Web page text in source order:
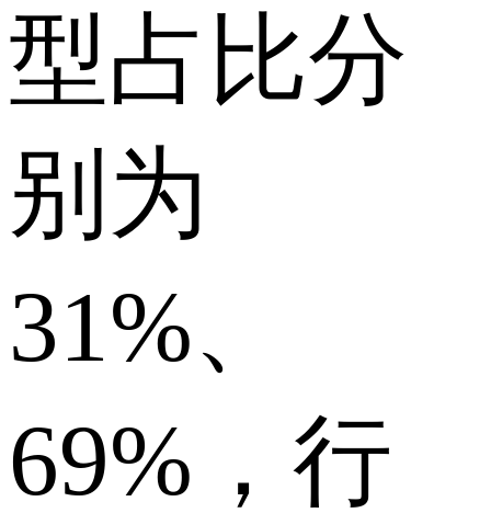
型占比分
别为
31%、
69%，行